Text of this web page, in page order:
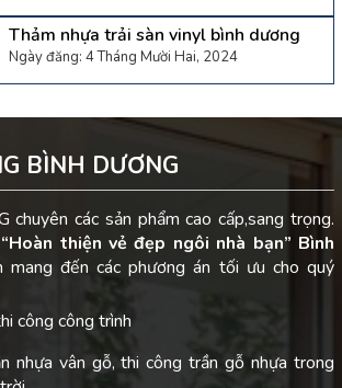
Thảm nhựa trải sàn vinyl bình dương
Ngày đăng: 4 Tháng Mười Hai, 2024
BÌNH DƯƠNG
chuyên các sản phẩm cao cấp,sang trọng.
“Hoàn thiện vẻ đẹp ngôi nhà bạn” Bình
đến các phương án tối ưu cho quý
công công trình
nhựa vân gỗ, thi công trần gỗ nhựa trong